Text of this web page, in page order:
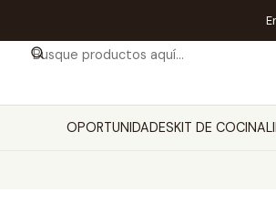
OPORTUNIDADESKIT DE COCINA